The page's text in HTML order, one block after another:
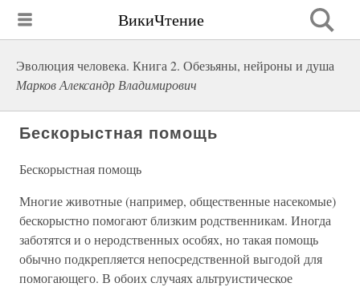
ВикиЧтение
Эволюция человека. Книга 2. Обезьяны, нейроны и душа
Марков Александр Владимирович
Бескорыстная помощь
Бескорыстная помощь
Многие животные (например, общественные насекомые)
бескорыстно помогают близким родственникам. Иногда
заботятся и о неродственных особях, но такая помощь
обычно подкрепляется непосредственной выгодой для
помогающего. В обоих случаях альтруистическое